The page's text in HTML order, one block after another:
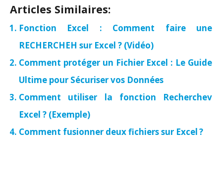
Articles Similaires:
Fonction Excel : Comment faire une
RECHERCHEH sur Excel ? (Vidéo)
Comment protéger un Fichier Excel : Le Guide
Ultime pour Sécuriser vos Données
Comment utiliser la fonction Recherchev
Excel ? (Exemple)
Comment fusionner deux fichiers sur Excel ?